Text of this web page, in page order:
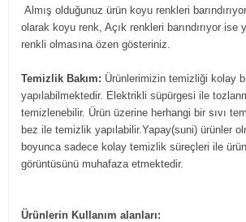
Almış olduğunuz ürün koyu renkleri barındırıyor
olarak koyu renk, Açık renkleri barındırıyor ise
renkli olmasına özen gösteriniz.
Temizlik Bakım: Ürünlerimizin temizliği kolay
yapılabilmektedir. Elektrikli süpürgesi ile
temizlenebilir. Ürün üzerine herhangi bir sıvı
bez ile temizlik yapılabilir.Yapay(suni) ürünler
boyunca sadece kolay temizlik süreçleri ile
görüntüsünü muhafaza etmektedir.
Ürünlerin Kullanım alanları: